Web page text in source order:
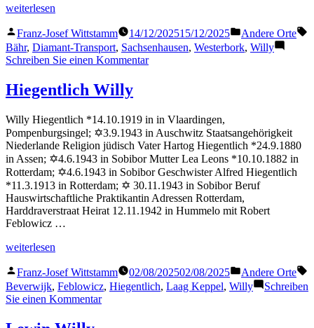
„Bähr
weiterlesen
Veröffentlicht
von
Franz-Josef Wittstamm 14/12/202515/12/2025
Veröffentlicht
in
Andere Orte
Bähr, Diamant-Transport, Sachsenhausen, Westerbork, Willy
Schreiben Sie einen Kommentarzu
Hiegentlich Willy
Willy Hiegentlich *14.10.1919 in in Vlaardingen,
Pompenburgsingel; ✡3.9.1943 in Auschwitz Staatsangehörigkeit
Niederlande Religion jüdisch Vater Hartog Hiegentlich *24.9.1880
in Assen; ✡4.6.1943 in Sobibor Mutter Lea Leons *10.10.1882 in
Rotterdam; ✡4.6.1943 in Sobibor Geschwister Alfred Hiegentlich
*11.3.1913 in Rotterdam; ✡ 30.11.1943 in Sobibor Beruf
Hauswirtschaftliche Praktikantin Adressen Rotterdam,
Harddraverstraat Heirat 12.11.1942 in Hummelo mit Robert
Feblowicz …
„Hiegentlich
weiterlesen
Veröffentlicht
von
Franz-Josef Wittstamm 02/08/202502/08/2025
Veröffentlicht
in
Andere Orte
Beverwijk, Feblowicz, Hiegentlich, Laag Keppel, Willy
Schreiben
Sie einen Kommentarzu